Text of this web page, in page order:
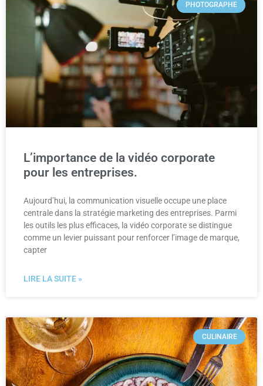
PHOTOGRAPHE
L’importance de la vidéo corporate
pour les entreprises.
Aujourd’hui, la communication visuelle occupe une place
centrale dans la stratégie marketing des entreprises. Parmi
les outils les plus efficaces, la vidéo corporate se distingue
comme un levier puissant pour renforcer l’image de marque,
capter
LIRE LA SUITE »
CULINAIRE